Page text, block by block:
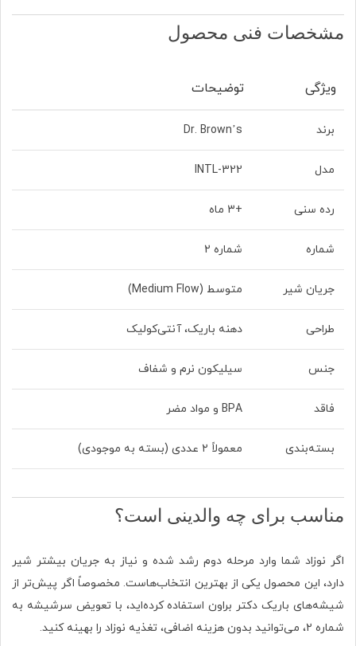
مشخصات فنی محصول
ویژگی توضیحات
برند Dr. Brown’s
مدل 322-INTL
رده سنی +3 ماه
شماره شماره 2
جریان شیر متوسط (Medium Flow)
طراحی دهنه باریک، آنتی‌کولیک
جنس سیلیکون نرم و شفاف
فاقد BPA و مواد مضر
بسته‌بندی معمولاً ۲ عددی (بسته به موجودی)
مناسب برای چه والدینی است؟
اگر نوزاد شما وارد مرحله دوم رشد شده و نیاز به جریان بیشتر شیر
دارد، این محصول یکی از بهترین انتخاب‌هاست. مخصوصاً اگر پیش‌تر از
شیشه‌های باریک دکتر براون استفاده کرده‌اید، با تعویض سرشیشه به
شماره ۲، می‌توانید بدون هزینه اضافی، تغذیه نوزاد را بهینه کنید.